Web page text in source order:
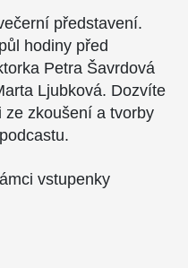
představení.
hodiny před
Petra Šavrdová
Ljubková. Dozvíte
ze zkoušení a tvorby
vstupenky